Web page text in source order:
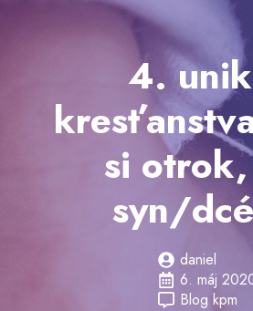
4.
si
syn/
daniel
6. máj
Blog kpm